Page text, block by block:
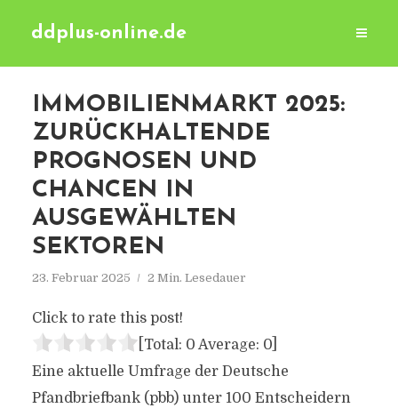
ddplus-online.de
IMMOBILIENMARKT 2025:
ZURÜCKHALTENDE
PROGNOSEN UND
CHANCEN IN
AUSGEWÄHLTEN
SEKTOREN
23. Februar 2025 2 Min. Lesedauer
Click to rate this post!
[Total: 0 Average: 0]
Eine aktuelle Umfrage der Deutsche
Pfandbriefbank (pbb) unter 100 Entscheidern